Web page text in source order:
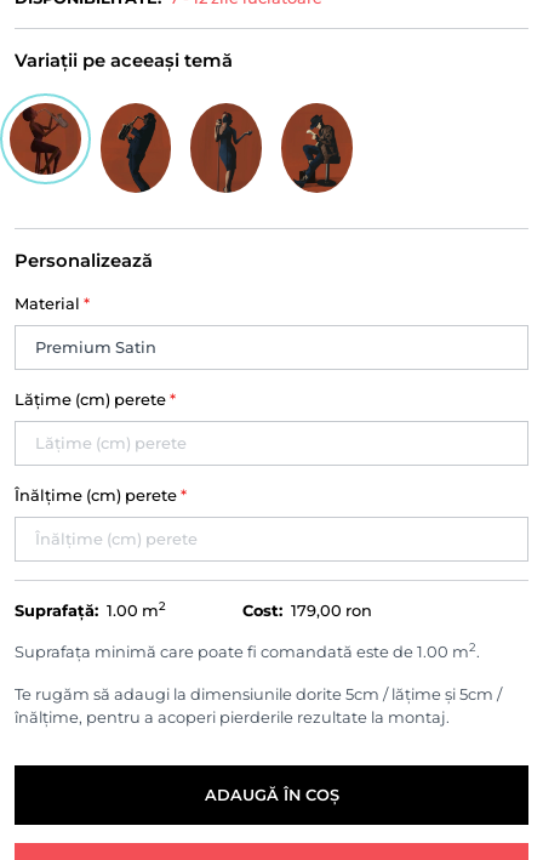
Variații pe aceeași temă
Personalizează
Material *
Lățime (cm) perete *
Înălțime (cm) perete *
Suprafață: 1.00 m2 Cost: 179,00 ron
Suprafața minimă care poate fi comandată este de 1.00 m2.
Te rugăm să adaugi la dimensiunile dorite 5cm / lățime și 5cm /
înălțime, pentru a acoperi pierderile rezultate la montaj.
ADAUGĂ ÎN COȘ